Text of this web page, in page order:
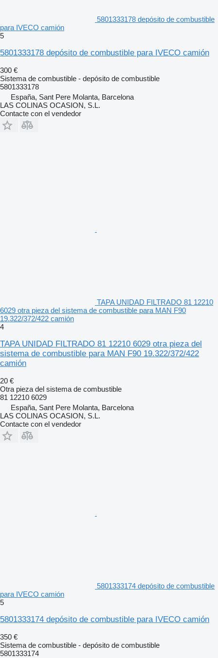
5801333178 depósito de combustible
para IVECO camión
5
5801333178 depósito de combustible para IVECO camión
300 €
Sistema de combustible - depósito de combustible
5801333178
España, Sant Pere Molanta, Barcelona
LAS COLINAS OCASION, S.L.
Contacte con el vendedor
TAPA UNIDAD FILTRADO 81 12210
6029 otra pieza del sistema de combustible para MAN F90
19.322/372/422 camión
4
TAPA UNIDAD FILTRADO 81 12210 6029 otra pieza del
sistema de combustible para MAN F90 19.322/372/422
camión
20 €
Otra pieza del sistema de combustible
81 12210 6029
España, Sant Pere Molanta, Barcelona
LAS COLINAS OCASION, S.L.
Contacte con el vendedor
5801333174 depósito de combustible
para IVECO camión
5
5801333174 depósito de combustible para IVECO camión
350 €
Sistema de combustible - depósito de combustible
5801333174